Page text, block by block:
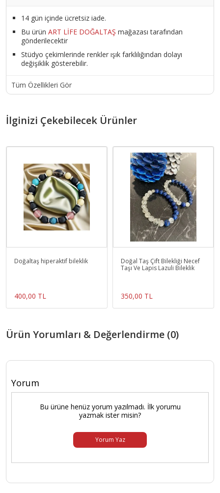
14 gün içinde ücretsiz iade.
Bu ürün ART LİFE DOĞALTAŞ mağazası tarafından
gönderilecektir
Stüdyo çekimlerinde renkler ışık farklılığından dolayı
değişiklik gösterebilir.
Tüm Özellikleri Gör
İlginizi Çekebilecek Ürünler
Doğaltaş hiperaktif bileklik
400,00 TL
Doğal Taş Çift Bilekliği Necef
Taşı Ve Lapis Lazuli Bileklik
350,00 TL
Ürün Yorumları & Değerlendirme (0)
Yorum
Bu ürüne henüz yorum yazılmadı. İlk yorumu
yazmak ister misin?
Yorum Yaz